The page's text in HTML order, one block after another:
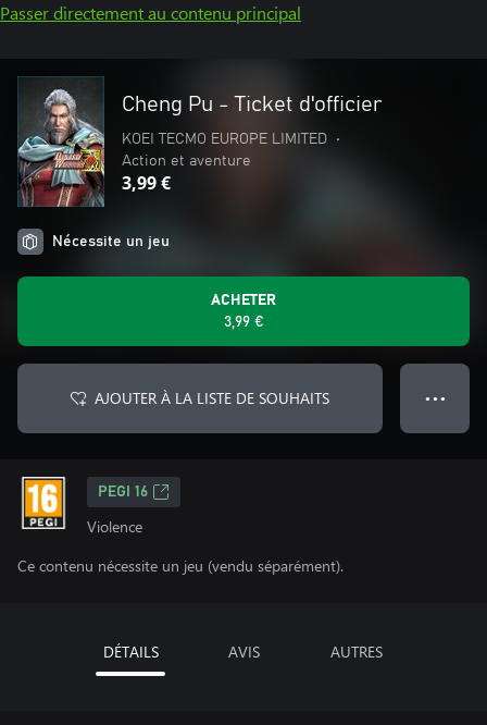
Passer directement au contenu principal
Cheng Pu - Ticket d'officier
KOEI TECMO EUROPE LIMITED
•
Action et aventure
3,99 €
Nécessite un jeu
ACHETER
3,99 €
AJOUTER À LA LISTE DE SOUHAITS ● ● ●
PEGI 16
Violence
Ce contenu nécessite un jeu (vendu séparément).
DÉTAILS AVIS AUTRES